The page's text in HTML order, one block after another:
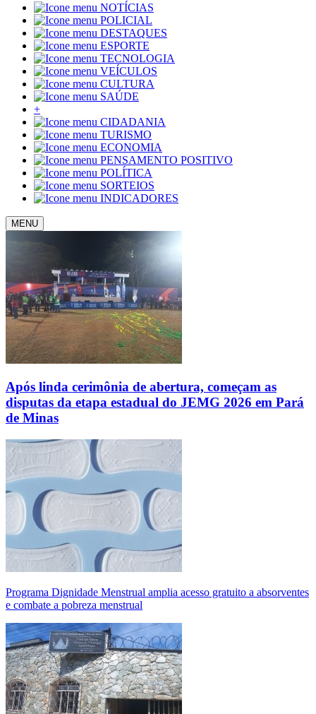
NOTÍCIAS
POLICIAL
DESTAQUES
ESPORTE
TECNOLOGIA
VEÍCULOS
CULTURA
SAÚDE
+
CIDADANIA
TURISMO
ECONOMIA
PENSAMENTO POSITIVO
POLÍTICA
SORTEIOS
INDICADORES
MENU
Após linda cerimônia de abertura, começam as
disputas da etapa estadual do JEMG 2026 em Pará
de Minas
Programa Dignidade Menstrual amplia acesso gratuito a absorventes
e combate a pobreza menstrual